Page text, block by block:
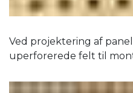
Ved projektering af
uperforerede felt til